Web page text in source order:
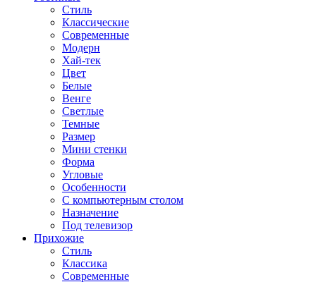
Стиль
Классические
Современные
Модерн
Хай-тек
Цвет
Белые
Венге
Светлые
Темные
Размер
Мини стенки
Форма
Угловые
Особенности
С компьютерным столом
Назначение
Под телевизор
Прихожие
Стиль
Классика
Современные